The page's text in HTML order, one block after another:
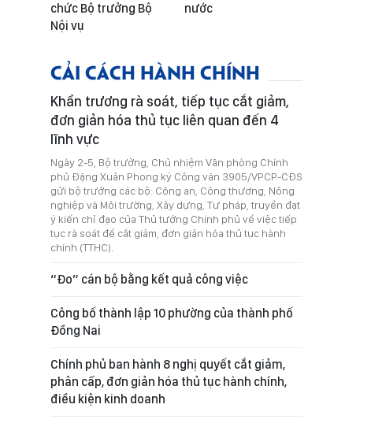
chức Bộ trưởng Bộ
Nội vụ
nước
CẢI CÁCH HÀNH CHÍNH
Khẩn trương rà soát, tiếp tục cắt giảm,
đơn giản hóa thủ tục liên quan đến 4
lĩnh vực
Ngày 2-5, Bộ trưởng, Chủ nhiệm Văn phòng Chính
phủ Đặng Xuân Phong ký Công văn 3905/VPCP-CĐS
gửi bộ trưởng các bộ: Công an, Công thương, Nông
nghiệp và Môi trường, Xây dựng, Tư pháp, truyền đạt
ý kiến chỉ đạo của Thủ tướng Chính phủ về việc tiếp
tục rà soát để cắt giảm, đơn giản hóa thủ tục hành
chính (TTHC).
“Đo” cán bộ bằng kết quả công việc
Công bố thành lập 10 phường của thành phố
Đồng Nai
Chính phủ ban hành 8 nghị quyết cắt giảm,
phân cấp, đơn giản hóa thủ tục hành chính,
điều kiện kinh doanh